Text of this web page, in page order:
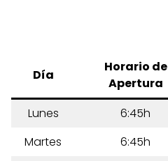
Día
Horario de
Apertura
Lunes
6:45h
Martes
6:45h